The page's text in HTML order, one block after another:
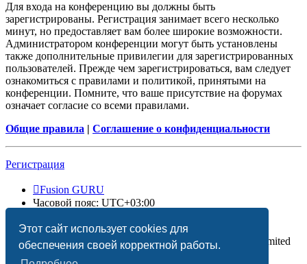
Этот сайт использует cookies для
обеспечения своей корректной работы.
Для входа на конференцию вы должны быть
зарегистрированы. Регистрация занимает всего несколько
минут, но предоставляет вам более широкие возможности.
Администратором конференции могут быть установлены
также дополнительные привилегии для зарегистрированных
пользователей. Прежде чем зарегистрироваться, вам следует
ознакомиться с правилами и политикой, принятыми на
конференции. Помните, что ваше присутствие на форумах
означает согласие со всеми правилами.
Общие правила | Соглашение о конфиденциальности
Регистрация
Fusion GURU
Часовой пояс: UTC+03:00
Создано на основеphpBB® Forum Software © phpBB Limited